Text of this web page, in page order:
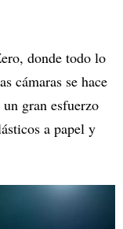
donde todo lo
cámaras se hace
gran esfuerzo
a papel y